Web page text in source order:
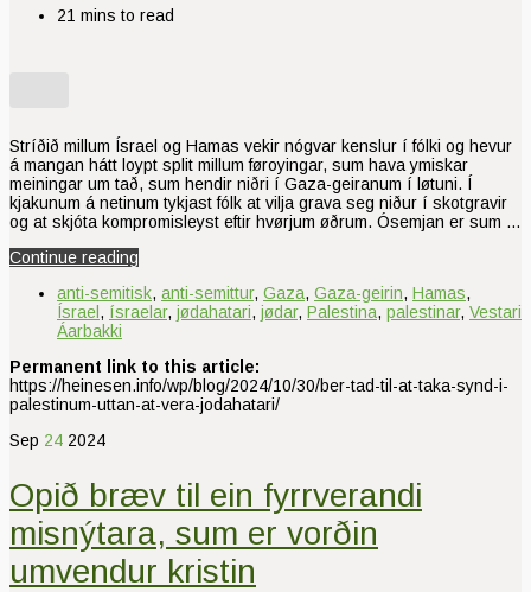
21 mins to read
Stríðið millum Ísrael og Hamas vekir nógvar kenslur í fólki og hevur
á mangan hátt loypt split millum føroyingar, sum hava ymiskar
meiningar um tað, sum hendir niðri í Gaza-geiranum í løtuni. Í
kjakunum á netinum tykjast fólk at vilja grava seg niður í skotgravir
og at skjóta kompromisleyst eftir hvørjum øðrum. Ósemjan er sum …
Continue reading
anti-semitisk, anti-semittur, Gaza, Gaza-geirin, Hamas,
Ísrael , ísraelar, jødahatari, jødar, Palestina, palestinar, Vestari
Áarbakki
Permanent link to this article:
https://heinesen.info/wp/blog/2024/10/30/ber-tad-til-at-taka-synd-i-
palestinum-uttan-at-vera-jodahatari/
Sep 24 2024
Opið bræv til ein fyrrverandi
misnýtara, sum er vorðin
umvendur kristin